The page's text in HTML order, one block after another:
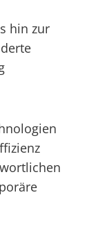
hin zur